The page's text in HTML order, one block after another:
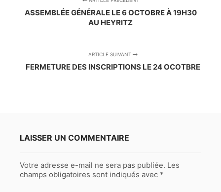
ASSEMBLÉE GÉNÉRALE LE 6 OCTOBRE À 19H30
AU HEYRITZ
ARTICLE SUIVANT
FERMETURE DES INSCRIPTIONS LE 24 OCOTBRE
LAISSER UN COMMENTAIRE
Votre adresse e-mail ne sera pas publiée. Les
champs obligatoires sont indiqués avec *